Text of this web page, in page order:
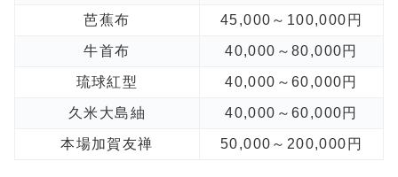
芭蕉布 45,000～100,000円
牛首布 40,000～80,000円
琉球紅型 40,000～60,000円
久米大島紬 40,000～60,000円
本場加賀友禅 50,000～200,000円